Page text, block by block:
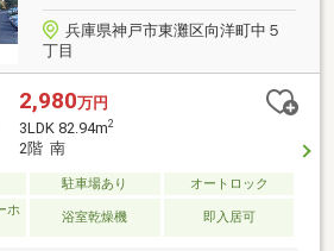
兵庫県神戸市東灘区向洋町中５
丁目
2,980万円
3LDK 82.94m2
2階 南
駐車場あり
オートロック
ホ
浴室乾燥機 即入居可